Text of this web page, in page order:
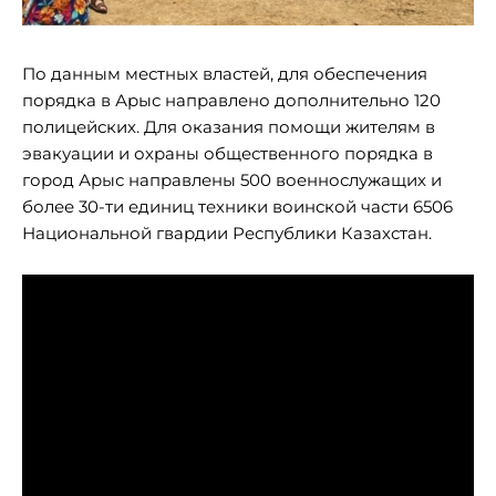
По данным местных властей, для обеспечения
порядка в Арыс направлено дополнительно 120
полицейских. Для оказания помощи жителям в
эвакуации и охраны общественного порядка в
город Арыс направлены 500 военнослужащих и
более 30-ти единиц техники воинской части 6506
Национальной гвардии Республики Казахстан.